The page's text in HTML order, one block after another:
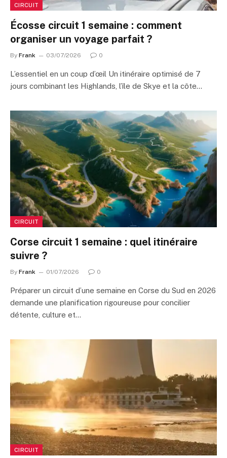
CIRCUIT
Écosse circuit 1 semaine : comment
organiser un voyage parfait ?
By Frank 03/07/2026 0
L’essentiel en un coup d’œil Un itinéraire optimisé de 7
jours combinant les Highlands, l’île de Skye et la côte…
CIRCUIT
Corse circuit 1 semaine : quel itinéraire
suivre ?
By Frank 01/07/2026 0
Préparer un circuit d’une semaine en Corse du Sud en 2026
demande une planification rigoureuse pour concilier
détente, culture et…
CIRCUIT